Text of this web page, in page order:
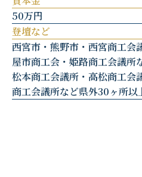
50万円
登壇など
西宮市・熊野市・西宮商工会
屋市商工会・姫路商工会議所
松本商工会議所・高松商工会
商工会議所など県外30ヶ所以